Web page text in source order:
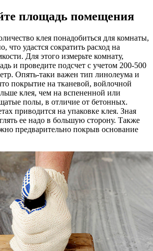
площадь помещения
клея понадобиться для комнаты,
что удастся сократить расход на
Для этого измерьте комнату,
и проведите подсчет с учетом 200-500
Опять-таки важен тип линолеума и
покрытие на тканевой, войлочной
клея, чем на вспененной или
полы, в отличие от бетонных.
приводится на упаковке клея. Зная
ее надо в большую сторону. Также
предварительно покрыв основание